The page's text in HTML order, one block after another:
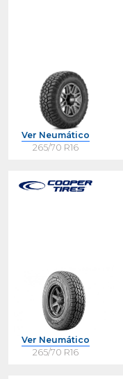
Ver Neumático
265/70 R16
Ver Neumático
265/70 R16